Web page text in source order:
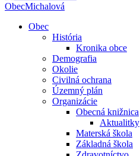
ObecMichalová
Obec
História
Kronika obce
Demografia
Okolie
Civilná ochrana
Územný plán
Organizácie
Obecná knižnica
Aktualitky
Materská škola
Základná škola